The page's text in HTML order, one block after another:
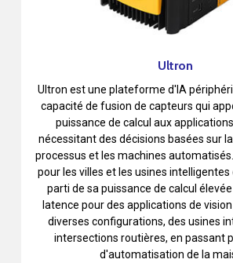
Ultron
Ultron est une plateforme d'IA
capacité de fusion de capteurs qui
puissance de calcul aux
nécessitant des décisions basées sur
processus et les machines
pour les villes et les usines
parti de sa puissance de calcul
latence pour des applications de
diverses configurations, des usines
intersections routières, en passant
d'automatisation de la